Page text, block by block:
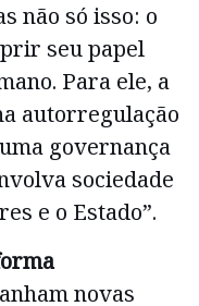
não só isso: o
seu papel
Para ele, a
autorregulação
governança
sociedade
e o Estado”.
novas